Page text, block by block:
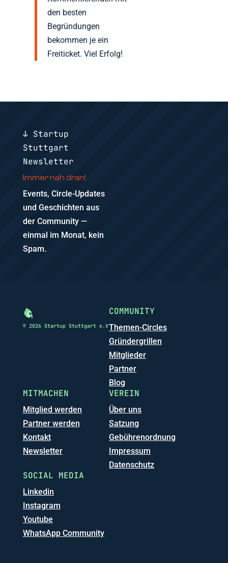
den besten
Begründungen
bekommen je ein
Freiticket. Viel Erfolg!
↓ Startup
Stuttgart
Newsletter
Immer nah dran!
Events, Circle-Updates
und Geschichten aus
der Community —
einmal im Monat, kein
Spam.
© 2026 Startup Stuttgart e.V
COMMUNITY
Themen-Circles
Gründergrillen
Mitglieder
Partner
Blog
MITMACHEN
Mitglied werden
Partner werden
Kontakt
Newsletter
VEREIN
Über uns
Satzung
Gebührenordnung
Impressum
Datenschutz
SOCIAL MEDIA
Linkedin
Instagram
Youtube
WhatsApp Community